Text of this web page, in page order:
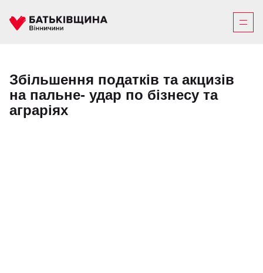
Збільшення податків та акцизів
на пальне- удар по бізнесу та
аграріях